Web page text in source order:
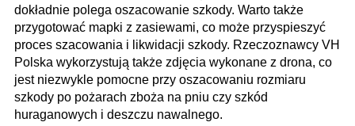
dokładnie polega oszacowanie szkody. Warto także
przygotować mapki z zasiewami, co może przyspieszyć
proces szacowania i likwidacji szkody. Rzeczoznawcy VH
Polska wykorzystują także zdjęcia wykonane z drona, co
jest niezwykle pomocne przy oszacowaniu rozmiaru
szkody po pożarach zboża na pniu czy szkód
huraganowych i deszczu nawalnego.